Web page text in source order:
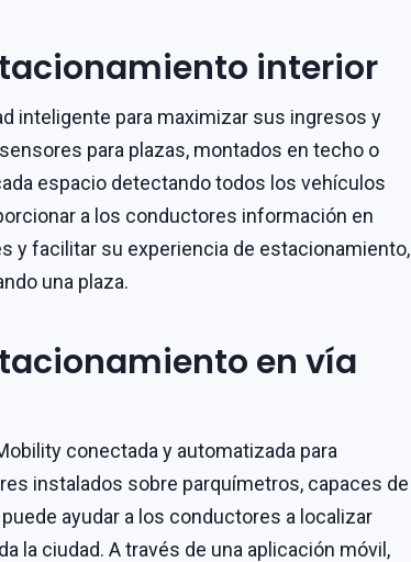
interior
inteligente para maximizar sus ingresos y
para plazas, montados en techo o
espacio detectando todos los vehículos
a los conductores información en
y facilitar su experiencia de estacionamiento,
una plaza.
en vía
conectada y automatizada para
instalados sobre parquímetros, capaces de
ayudar a los conductores a localizar
la ciudad. A través de una aplicación móvil,